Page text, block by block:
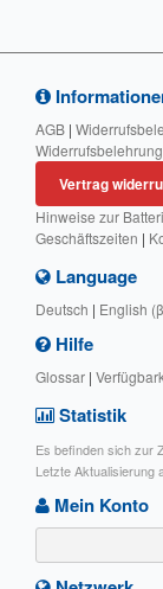
AGB |
Vertrag
Hinweise zur
Geschäftszeiten |
Language
Deutsch | English
Hilfe
Glossar |
Statistik
Es befinden sich zur
Letzte Aktualisierung
Mein Konto